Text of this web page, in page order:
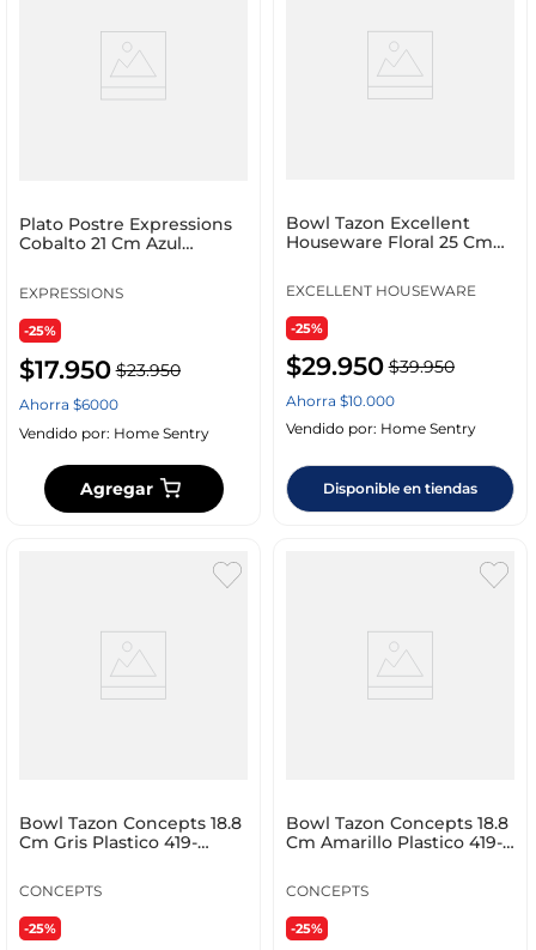
Plato Postre Expressions
Cobalto 21 Cm Azul
EXPRESSIONS
-25%
$17.950 $23.950
Ahorra $6000
Vendido por: Home Sentry
Agregar
Bowl Tazon Excellent
Houseware Floral 25 Cm
EXCELLENT HOUSEWARE
-25%
$29.950 $39.950
Ahorra $10.000
Vendido por: Home Sentry
Disponible en tiendas
Bowl Tazon Concepts 18.8
Cm Gris Plastico 419-
CONCEPTS
-25%
Bowl Tazon Concepts 18.8
Cm Amarillo Plastico 419-
CONCEPTS
-25%